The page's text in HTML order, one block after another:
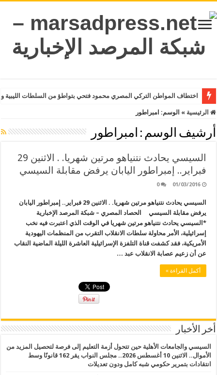
اختطاف المواطن التركي المصري محمود فتحي بتواطؤ من السلطات
الرئيسية » الوسم: امبراطور
أرشيف الوسم : امبراطور
السيسي يحادث نتنياهو مرتين شهريا. . الاثنين 29
فبراير.. إمبراطور اليابان يرفض مقابلة السيسي
01/03/2016
0
السيسي يحادث نتنياهو مرتين شهريا. . الاثنين 29 فبراير.. إمبراطور اليابان
يرفض مقابلة السيسي الحصاد المصري – شبكة المرصد الإخبارية
*السيسي يحادث نتنياهو مرتين شهريا في الوقت الذي اعتبرت فيه نخب
إسرائيلية، الأمر محاولة سلطات الانقلاب التقرب من المنظمات اليهودية
الأمريكية، فقد كشفت قناة التلفزة الإسرائيلية العاشرة الليلة الماضية النقاب
عن أن زعيم عصابة الانقلاب عبد …
أكمل القراءة »
أخر الأخبار
السيسي والجامعات الأهلية حين تتحول أزمة التعليم إلى فرصة لتحصيل المزيد من
الأموال.. الاثنين 10 أغسطس 2026.. مجلس النواب يقر 162 قانونًا وسط
انتقادات بتمرير حكومي شبه كامل ودون تعديلات